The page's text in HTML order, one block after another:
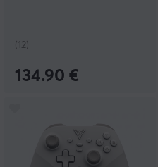
(12)
134.90 €